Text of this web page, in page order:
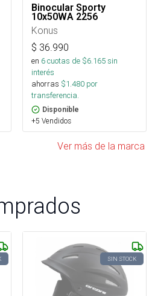
Binocular Sporty
10x50WA 2256
Konus
$ 36.990
en 6cuotas de $6.165sin
interés
ahorras $1.480 por
transferencia.
Disponible
+5 Vendidos
Ver más de la marca
SIN STOCK